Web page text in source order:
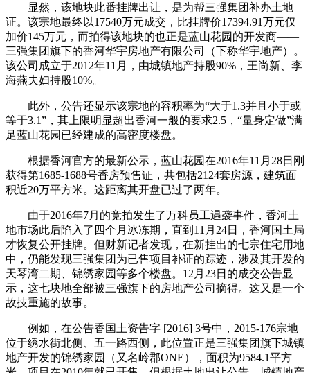
显然，该地块此番挂牌出让，是为帮三强集团补办土地
证。该宗地最终以17540万元成交，比挂牌价17394.91万元仅
加价145万元，而拍得该地块的也正是蓝山花园的开发商——
三强集团旗下的香河华宇房地产有限公司（下称华宇地产）。
该公司成立于2012年11月，由城镇地产持股90%，王尚新、李
海燕夫妇持股10%。
此外，公告还显示该宗地的容积率为“大于1.3并且小于或
等于3.1”，其上限明显超出香河一般的要求2.5，“量身定做”满
足蓝山花园已经建成的高密度楼盘。
根据香河官方的最新公示，蓝山花园在2016年11月28日刚
获得第1685-1688号香房预售证，共包括2124套房源，建筑面
积近20万平方米。这距离其开盘已过了两年。
由于2016年7月的竞拍发生了万科员工遇袭事件，香河土
地市场此后陷入了四个月冰冻期，直到11月24日，香河国土局
才恢复公开挂牌。但财新记者发现，在新挂出的七宗住宅用地
中，仍能发现三强集团为已售项目补证的踪迹，涉及其开发的
天琴湾二期、锦绣家园等多个楼盘。12月23日的成交公告显
示，这七块地全部被三强旗下的房地产公司摘得。这又是一个
故技重施的故事。
例如，在公告香国土资告字 [2016] 3号中，2015-176宗地
位于绣水街北侧、五一路西侧，此位置正是三强集团旗下城镇
地产开发的锦绣家园（又名岭郡ONE），面积为9584.1平方